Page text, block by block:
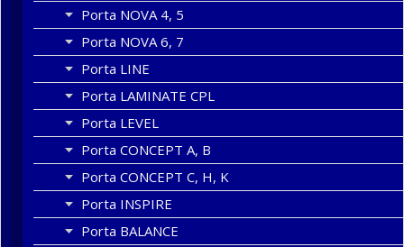
Porta NOVA 4, 5
Porta NOVA 6, 7
Porta LINE
Porta LAMINATE CPL
Porta LEVEL
Porta CONCEPT A, B
Porta CONCEPT C, H, K
Porta INSPIRE
Porta BALANCE